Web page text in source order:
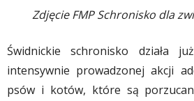
Zdjęcie FMP Schronisko dla
Świdnickie schronisko działa
intensywnie prowadzonej akcji
psów i kotów, które są